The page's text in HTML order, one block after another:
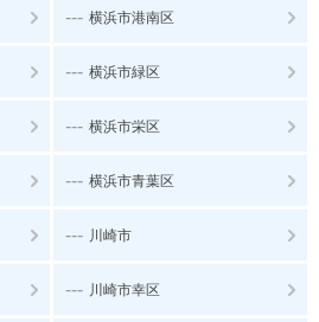
--- 横浜市港南区
--- 横浜市緑区
--- 横浜市栄区
--- 横浜市青葉区
--- 川崎市
--- 川崎市幸区